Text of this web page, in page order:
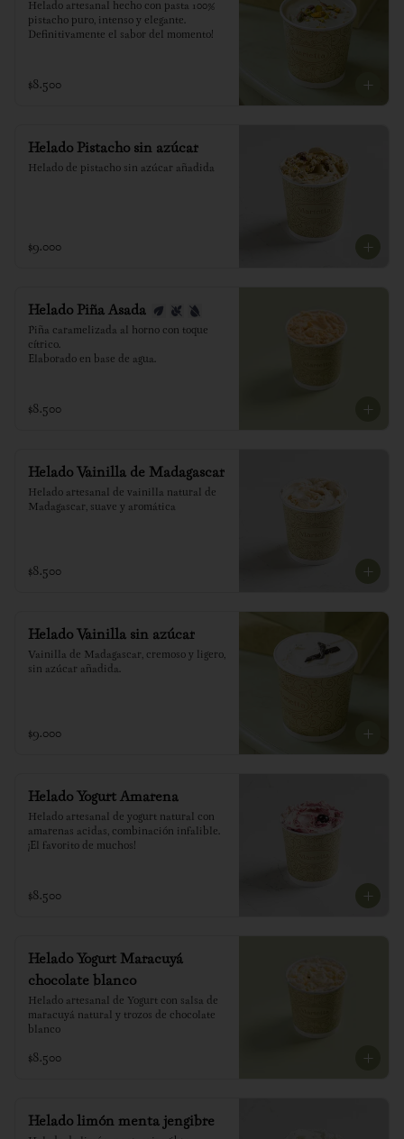
Helado artesanal hecho con pasta 100%
pistacho puro, intenso y elegante.
Definitivamente el sabor del momento!
$8.500
Helado Pistacho sin azúcar
Helado de pistacho sin azúcar añadida
$9.000
Helado Piña Asada
Piña caramelizada al horno con toque
cítrico.
Elaborado en base de agua.
$8.500
Helado Vainilla de Madagascar
Helado artesanal de vainilla natural de
Madagascar, suave y aromática
$8.500
Helado Vainilla sin azúcar
Vainilla de Madagascar, cremoso y ligero,
sin azúcar añadida.
$9.000
Helado Yogurt Amarena
Helado artesanal de yogurt natural con
amarenas acidas, combinación infalible.
¡El favorito de muchos!
$8.500
Helado Yogurt Maracuyá
chocolate blanco
Helado artesanal de Yogurt con salsa de
maracuyá natural y trozos de chocolate
blanco
$8.500
Helado limón menta jengibre